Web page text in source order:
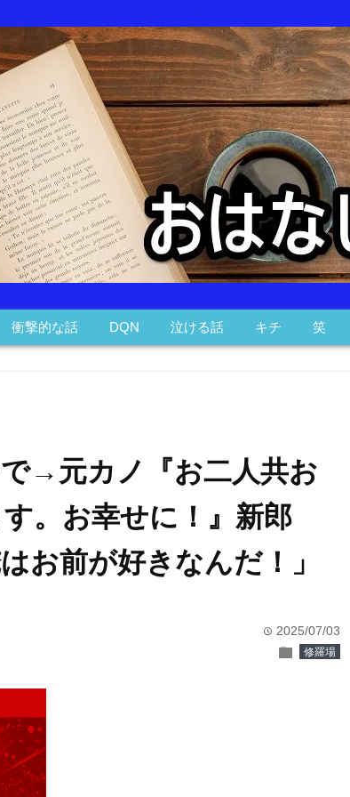
衝撃的な話 DQN 泣ける話 キチ 笑
→元カノ『お二人共お
。お幸せに！』新郎
お前が好きなんだ！」
time 2025/07/03
folder 修羅場